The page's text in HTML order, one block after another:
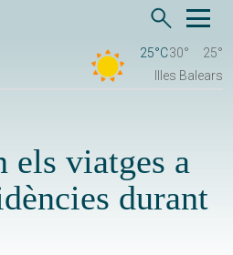
25°C30°
25°
Illes Balears
els viatges a
durant